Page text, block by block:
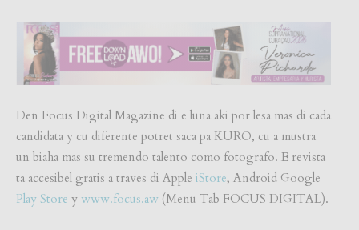
Den Focus Digital Magazine di e luna aki por lesa mas di cada
candidata y cu diferente potret saca pa KURO, cu a mustra
un biaha mas su tremendo talento como fotografo. E revista
ta accesibel gratis a traves di Apple iStore, Android Google
Play Store y www.focus.aw (Menu Tab FOCUS DIGITAL).